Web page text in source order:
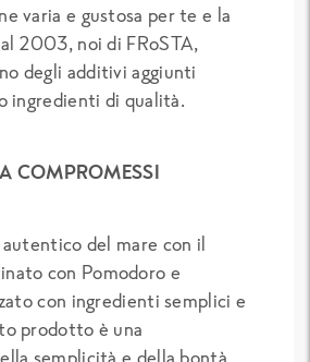
varia e gustosa per te e la
2003, noi di FRoSTA,
degli additivi aggiunti
ingredienti di qualità.
COMPROMESSI
del mare con il
con Pomodoro e
con ingredienti semplici e
prodotto è una
semplicità e della bontà